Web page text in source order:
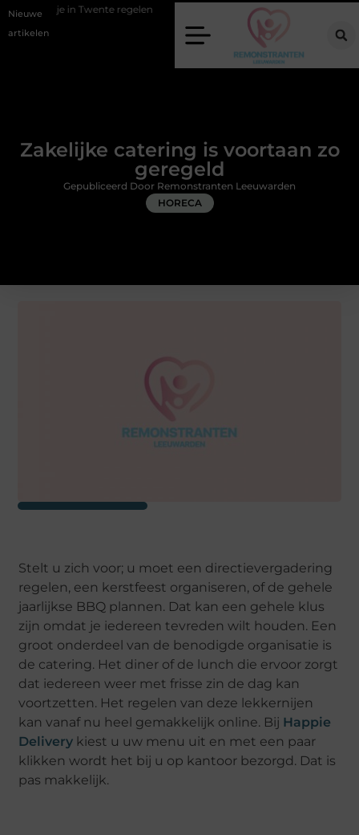
Nieuwe
artikelen
regelen Wat zero-click search betekent voor de toekomst van
Zakelijke catering is voortaan zo
geregeld
HORECA
Gepubliceerd Door Remonstranten Leeuwarden
Stelt u zich voor; u moet een directievergadering
regelen, een kerstfeest organiseren, of de gehele
jaarlijkse BBQ plannen. Dat kan een gehele klus
zijn omdat je iedereen tevreden wilt houden. Een
groot onderdeel van de benodigde organisatie is
de catering. Het diner of de lunch die ervoor zorgt
dat iedereen weer met frisse zin de dag kan
voortzetten. Het regelen van deze lekkernijen
kan vanaf nu heel gemakkelijk online. Bij Happie
Delivery kiest u uw menu uit en met een paar
klikken wordt het bij u op kantoor bezorgd. Dat is
pas makkelijk.